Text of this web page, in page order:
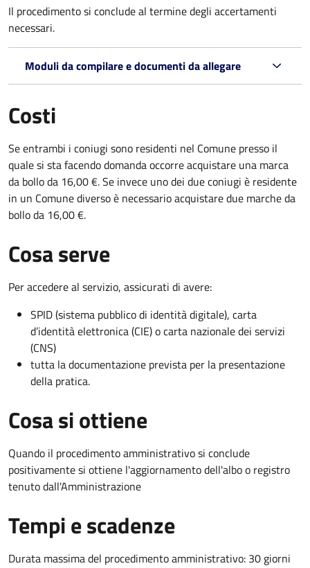
Il procedimento si conclude al termine degli accertamenti
necessari.
Moduli da compilare e documenti da allegare
Costi
Se entrambi i coniugi sono residenti nel Comune presso il
quale si sta facendo domanda occorre acquistare una marca
da bollo da 16,00 €. Se invece uno dei due coniugi è residente
in un Comune diverso è necessario acquistare due marche da
bollo da 16,00 €.
Cosa serve
Per accedere al servizio, assicurati di avere:
SPID (sistema pubblico di identità digitale), carta
d’identità elettronica (CIE) o carta nazionale dei servizi
(CNS)
tutta la documentazione prevista per la presentazione
della pratica.
Cosa si ottiene
Quando il procedimento amministrativo si conclude
positivamente si ottiene l'aggiornamento dell'albo o registro
tenuto dall'Amministrazione
Tempi e scadenze
Durata massima del procedimento amministrativo: 30 giorni